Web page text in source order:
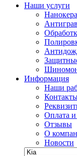
Наши услуги
Информация
Наши
Оплата и
Отзывы
О
Новости